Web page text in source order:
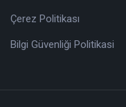
Çerez Politikası
Bilgi Güvenliği Politikasi